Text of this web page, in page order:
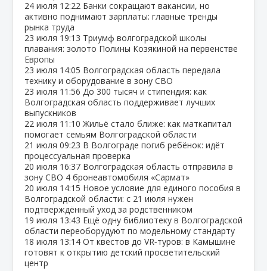
24 июля 12:22 Банки сокращают вакансии, но
активно поднимают зарплаты: главные тренды
рынка труда
23 июля 19:13 Триумф волгоградской школы
плавания: золото Полины Козякиной на первенстве
Европы
23 июля 14:05 Волгоградская область передала
технику и оборудование в зону СВО
23 июля 11:56 До 300 тысяч и стипендия: как
Волгоградская область поддерживает лучших
выпускников
22 июля 11:10 Жильё стало ближе: как маткапитал
помогает семьям Волгоградской области
21 июля 09:23 В Волгограде погиб ребёнок: идёт
процессуальная проверка
20 июля 16:37 Волгоградская область отправила в
зону СВО 4 бронеавтомобиля «Сармат»
20 июля 14:15 Новое условие для единого пособия в
Волгоградской области: с 21 июля нужен
подтверждённый уход за родственником
19 июля 13:43 Ещё одну библиотеку в Волгоградской
области переоборудуют по модельному стандарту
18 июля 13:14 От квестов до VR‑туров: в Камышине
готовят к открытию детский просветительский
центр